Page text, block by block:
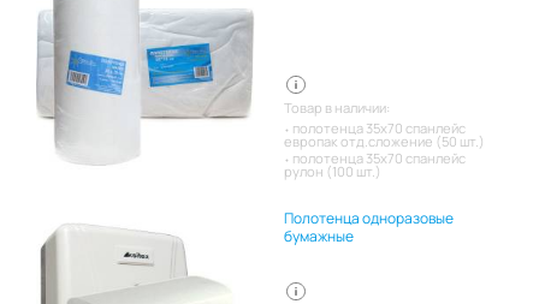
Товар в наличии:
полотенца 35х70 спанлейс
европак отд.сложение (50 шт.)
полотенца 35х70 спанлейс
рулон (100 шт.)
Полотенца одноразовые
бумажные